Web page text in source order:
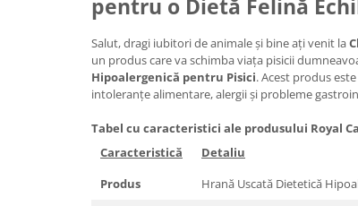
pentru o Dietă Felină
Salut, dragi iubitori de animale și bine ați venit la
un produs care va schimba viața pisicii
Hipoalergenică pentru Pisici. Acest produs
intoleranțe alimentare, alergii și probleme
Tabel cu caracteristici ale produsului Royal
Caracteristică
Detaliu
Produs
Hrană Uscată Dietetică